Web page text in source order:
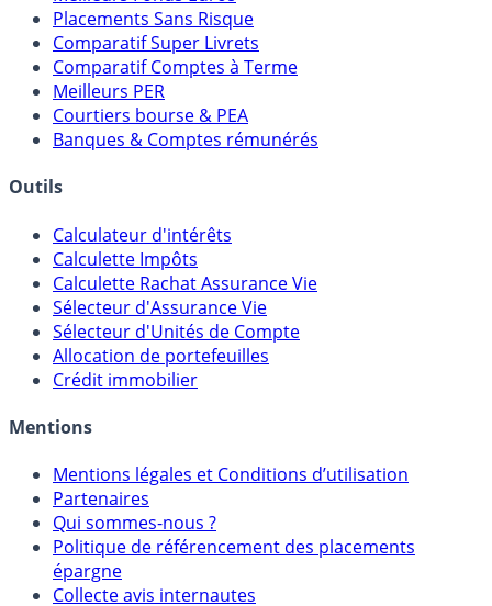
Placements Sans Risque
Comparatif Super Livrets
Comparatif Comptes à Terme
Meilleurs PER
Courtiers bourse & PEA
Banques & Comptes rémunérés
Outils
Calculateur d'intérêts
Calculette Impôts
Calculette Rachat Assurance Vie
Sélecteur d'Assurance Vie
Sélecteur d'Unités de Compte
Allocation de portefeuilles
Crédit immobilier
Mentions
Mentions légales et Conditions d’utilisation
Partenaires
Qui sommes-nous ?
Politique de référencement des placements
épargne
Collecte avis internautes